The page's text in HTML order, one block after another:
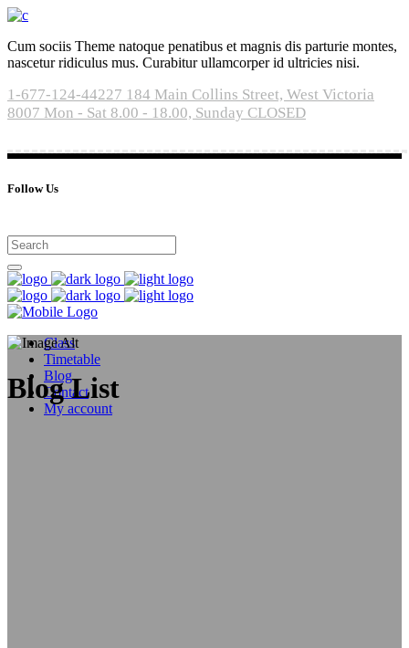
Cum sociis Theme natoque penatibus et magnis dis parturie montes,
nascetur ridiculus mus. Curabitur ullamcorper id ultricies nisi.
1-677-124-44227 184 Main Collins Street, West Victoria
8007 Mon - Sat 8.00 - 18.00, Sunday CLOSED
Follow Us
Class
Timetable
Blog
Contact
My account
Blog List